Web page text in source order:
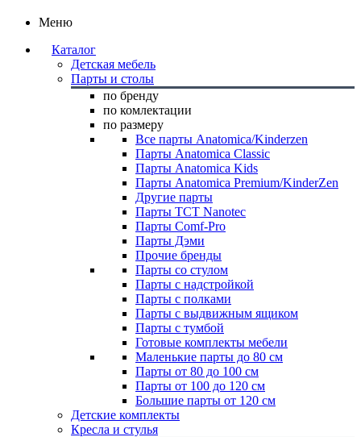
Меню
Каталог
Детская мебель
Парты и столы
по бренду
по комлектации
по размеру
Все парты Anatomica/Kinderzen
Парты Anatomica Classic
Парты Anatomica Kids
Парты Anatomica Premium/KinderZen
Другие парты
Парты TCT Nanotec
Парты Comf-Pro
Парты Дэми
Прочие бренды
Парты со стулом
Парты с надстройкой
Парты с полками
Парты с выдвижным ящиком
Парты с тумбой
Готовые комплекты мебели
Маленькие парты до 80 см
Парты от 80 до 100 см
Парты от 100 до 120 см
Большие парты от 120 см
Детские комплекты
Кресла и стулья